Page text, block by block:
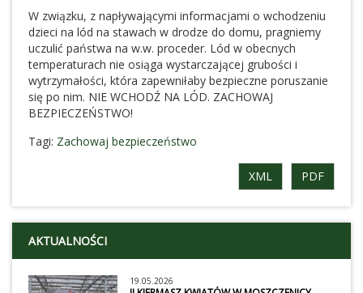
W związku, z napływającymi informacjami o wchodzeniu
dzieci na lód na stawach w drodze do domu, pragniemy
uczulić państwa na w.w. proceder. Lód w obecnych
temperaturach nie osiąga wystarczającej grubości i
wytrzymałości, która zapewniłaby bezpieczne poruszanie
się po nim. NIE WCHODŹ NA LÓD. ZACHOWAJ
BEZPIECZEŃSTWO!
Tagi: Zachowaj bezpieczeństwo
PDF
XML
AKTUALNOŚCI
19.05.2026